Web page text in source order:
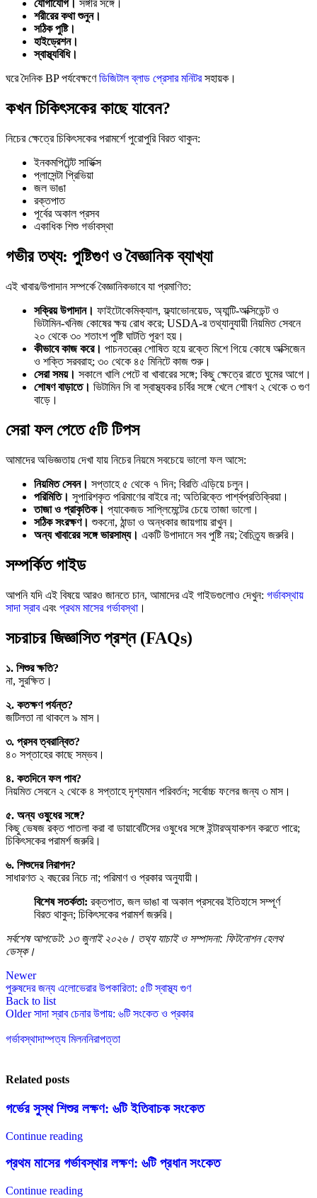
যোগাযোগ।
সঙ্গীর সঙ্গে।
শরীরের কথা শুনুন।
সঠিক পুষ্টি।
হাইড্রেশন।
স্বাস্থ্যবিধি।
ঘরে দৈনিক BP পর্যবেক্ষণেডিজিটাল ব্লাড প্রেসার মনিটরসহায়ক।
কখন চিকিৎসকের কাছে যাবেন?
নিচের ক্ষেত্রে চিকিৎসকের পরামর্শে পুরোপুরি বিরত থাকুন:
ইনকমপিটেন্ট সার্ভিক্স
প্লাসেন্টা প্রিভিয়া
জল ভাঙা
রক্তপাত
পূর্বের অকাল প্রসব
একাধিক শিশু গর্ভাবস্থা
গভীর তথ্য: পুষ্টিগুণ ও বৈজ্ঞানিক ব্যাখ্যা
এই খাবার/উপাদান সম্পর্কে বৈজ্ঞানিকভাবে যা প্রমাণিত:
সক্রিয় উপাদান। ফাইটোকেমিক্যাল, ফ্ল্যাভোনয়েড, অ্যান্টি-অক্সিডেন্ট ও
ভিটামিন-খনিজ কোষের ক্ষয় রোধ করে; USDA-র তথ্যানুযায়ী নিয়মিত সেবনে
২০ থেকে ৩০ শতাংশ পুষ্টি ঘাটতি পূরণ হয়।
কীভাবে কাজ করে। পাচনতন্ত্রে শোষিত হয়ে রক্তে মিশে গিয়ে কোষে অক্সিজেন
ও শক্তি সরবরাহ; ৩০ থেকে ৪৫ মিনিটে কাজ শুরু।
সেরা সময়। সকালে খালি পেটে বা খাবারের সঙ্গে; কিছু ক্ষেত্রে রাতে ঘুমের আগে।
শোষণ বাড়াতে। ভিটামিন সি বা স্বাস্থ্যকর চর্বির সঙ্গে খেলে শোষণ ২ থেকে ৩ গুণ
বাড়ে।
সেরা ফল পেতে ৫টি টিপস
আমাদের অভিজ্ঞতায় দেখা যায় নিচের নিয়মে সবচেয়ে ভালো ফল আসে:
নিয়মিত সেবন। সপ্তাহে ৫ থেকে ৭ দিন; বিরতি এড়িয়ে চলুন।
পরিমিতি। সুপারিশকৃত পরিমাণের বাইরে না; অতিরিক্তে পার্শ্বপ্রতিক্রিয়া।
তাজা ও প্রাকৃতিক। প্যাকেজড সাপ্লিমেন্টের চেয়ে তাজা ভালো।
সঠিক সংরক্ষণ। শুকনো, ঠান্ডা ও অন্ধকার জায়গায় রাখুন।
অন্য খাবারের সঙ্গে ভারসাম্য। একটি উপাদানে সব পুষ্টি নয়; বৈচিত্র্য জরুরি।
সম্পর্কিত গাইড
আপনি যদি এই বিষয়ে আরও জানতে চান, আমাদের এই গাইডগুলোও দেখুন: গর্ভাবস্থায়
সাদা স্রাবএবং প্রথম মাসের গর্ভাবস্থা ।
সচরাচর জিজ্ঞাসিত প্রশ্ন (FAQs)
১. শিশুর ক্ষতি?
না, সুরক্ষিত।
২. কতক্ষণ পর্যন্ত?
জটিলতা না থাকলে ৯ মাস।
৩. প্রসব ত্বরান্বিত?
৪০ সপ্তাহের কাছে সম্ভব।
৪. কতদিনে ফল পাব?
নিয়মিত সেবনে ২ থেকে ৪ সপ্তাহে দৃশ্যমান পরিবর্তন; সর্বোচ্চ ফলের জন্য ৩ মাস।
৫. অন্য ওষুধের সঙ্গে?
কিছু ভেষজ রক্ত পাতলা করা বা ডায়াবেটিসের ওষুধের সঙ্গে ইন্টারঅ্যাকশন করতে পারে;
চিকিৎসকের পরামর্শ জরুরি।
৬. শিশুদের নিরাপদ?
সাধারণত ২ বছরের নিচে না; পরিমাণ ও প্রকার অনুযায়ী।
বিশেষ সতর্কতা: রক্তপাত, জল ভাঙা বা অকাল প্রসবের ইতিহাসে সম্পূর্ণ
বিরত থাকুন; চিকিৎসকের পরামর্শ জরুরি।
সর্বশেষ আপডেট: ১৩ জুলাই ২০২৬। তথ্য যাচাই ও সম্পাদনা: ফিটনোশন হেলথ
ডেস্ক।
Newer
পুরুষদের জন্য এলোভেরার উপকারিতা: ৫টি স্বাস্থ্য গুণ
Back to list
Older সাদা স্রাব চেনার উপায়: ৬টি সংকেত ও প্রকার
গর্ভাবস্থাদাম্পত্য মিলননিরাপত্তা
Related posts
গর্ভের সুস্থ শিশুর লক্ষণ: ৬টি ইতিবাচক সংকেত
Continue reading
প্রথম মাসের গর্ভাবস্থার লক্ষণ: ৬টি প্রধান সংকেত
Continue reading